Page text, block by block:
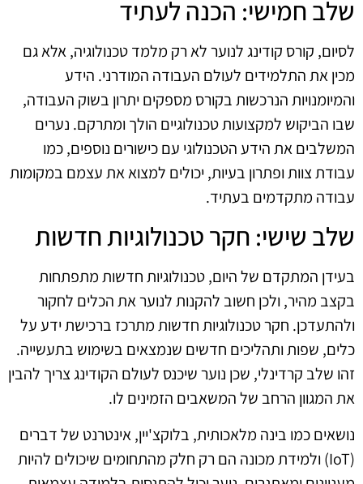
שלב חמישי: הכנה לעתיד
לסיום, קורס קודינג לנוער לא רק מלמד טכנולוגיה, אלא גם
מכין את התלמידים לעולם העבודה המודרני. הידע
והמיומנויות הנרכשות בקורס מספקים יתרון בשוק העבודה,
שבו הביקוש למקצועות טכנולוגיים הולך ומתרקם. נערים
המשלבים את הידע הטכנולוגי עם כישורים נוספים, כמו
עבודת צוות ופתרון בעיות, יכולים למצוא את עצמם במקומות
עבודה מתקדמים בעתיד.
שלב שישי: חקר טכנולוגיות חדשות
בעידן המתקדם של היום, טכנולוגיות חדשות מתפתחות
בקצב מהיר, ולכן חשוב להקנות לנוער את הכלים לחקור
ולהתעדכן. חקר טכנולוגיות חדשות מתרכז ברכישת ידע על
כלים, שפות ותהליכים חדשים שנמצאים בשימוש בתעשייה.
זהו שלב קרדינלי, שכן נוער שיכנס לעולם הקודינג צריך להבין
את המגוון הרחב של המשאבים הזמינים לו.
נושאים כמו בינה מלאכותית, בלוקצ'יין, אינטרנט של דברים
(IoT) ולמידת מכונה הם רק חלק מהתחומים שיכולים להיות